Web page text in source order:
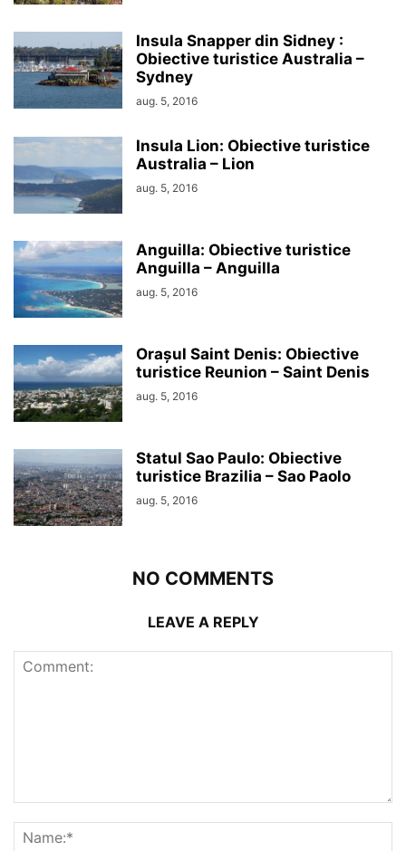
Insula Snapper din Sidney :
Obiective turistice Australia –
Sydney
aug. 5, 2016
Insula Lion: Obiective turistice
Australia – Lion
aug. 5, 2016
Anguilla: Obiective turistice
Anguilla – Anguilla
aug. 5, 2016
Orașul Saint Denis: Obiective
turistice Reunion – Saint Denis
aug. 5, 2016
Statul Sao Paulo: Obiective
turistice Brazilia – Sao Paolo
aug. 5, 2016
NO COMMENTS
LEAVE A REPLY